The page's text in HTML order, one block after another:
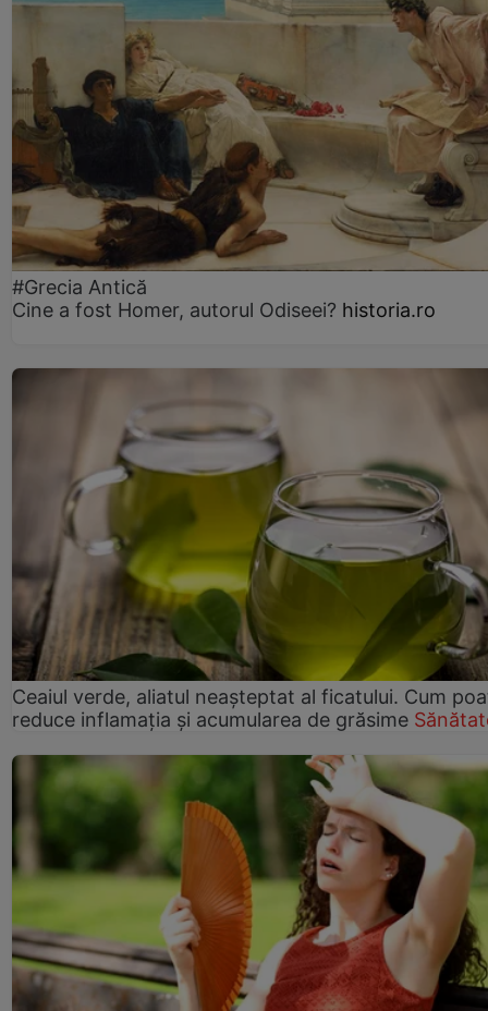
#Grecia Antică
Cine a fost Homer, autorul Odiseei? historia.ro
Ceaiul verde, aliatul neașteptat al ficatului. Cum
reduce inflamația și acumularea de grăsime